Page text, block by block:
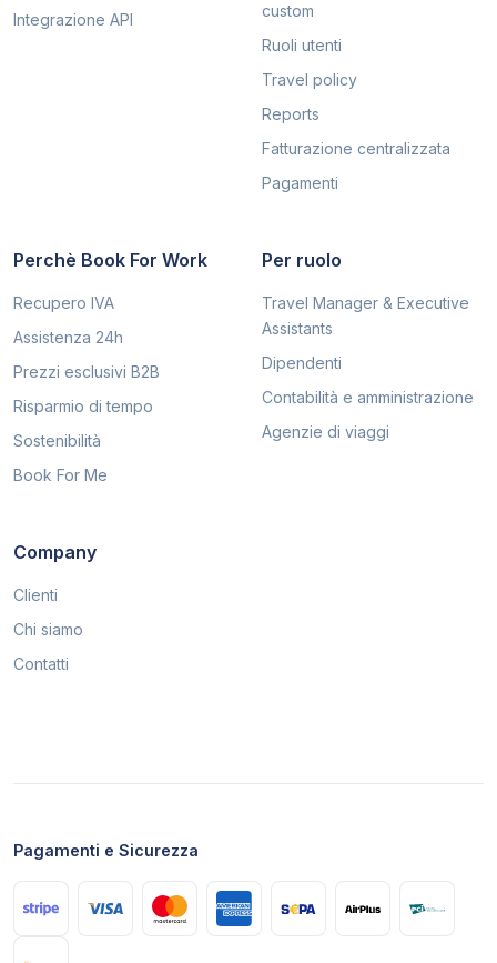
Integrazione API
custom
Ruoli utenti
Travel policy
Reports
Fatturazione centralizzata
Pagamenti
Perchè Book For Work
Recupero IVA
Assistenza 24h
Prezzi esclusivi B2B
Risparmio di tempo
Sostenibilità
Book For Me
Per ruolo
Travel Manager & Executive
Assistants
Dipendenti
Contabilità e amministrazione
Agenzie di viaggi
Company
Clienti
Chi siamo
Contatti
Pagamenti e Sicurezza